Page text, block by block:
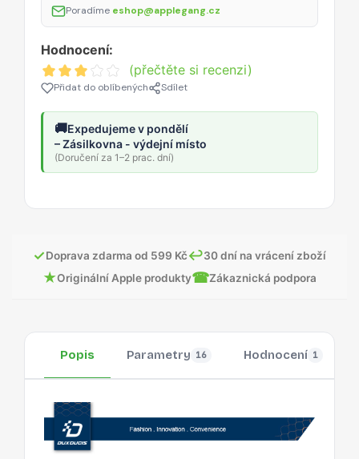
Poradíme eshop@applegang.cz
Hodnocení:
(přečtěte si recenzi)
Přidat do oblíbených Sdílet
🚚Expedujeme v pondělí
– Zásilkovna - výdejní místo
(Doručení za 1–2 prac. dní)
✓Doprava zdarma od 599 Kč↩30 dní na vrácení zboží
★Originální Apple produkty☎Zákaznická podpora
Popis Parametry 16 Hodnocení 1